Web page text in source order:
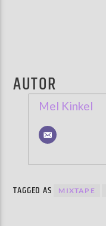
AUTOR
Mel Kinkel
TAGGED AS MIXTAPE